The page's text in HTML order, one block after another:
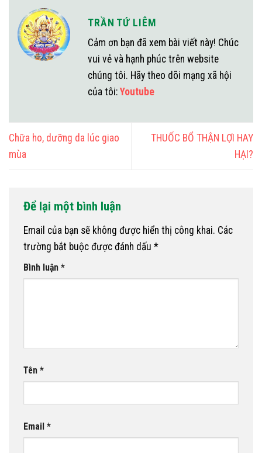
TRẦN TỨ LIÊM
Cảm ơn bạn đã xem bài viết này! Chúc
vui vẻ và hạnh phúc trên website
chúng tôi. Hãy theo dõi mạng xã hội
của tôi:Youtube
Chữa ho, dưỡng da lúc giao
mùa
THUỐC BỔ THẬN LỢI HAY
HẠI?
Để lại một bình luận
Email của bạn sẽ không được hiển thị công khai. Các
trường bắt buộc được đánh dấu *
Bình luận *
Tên *
Email *